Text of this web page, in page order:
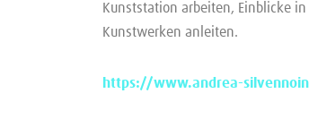
Kunststation arbeiten, Einblicke
Kunstwerken anleiten.
https://www.andrea-